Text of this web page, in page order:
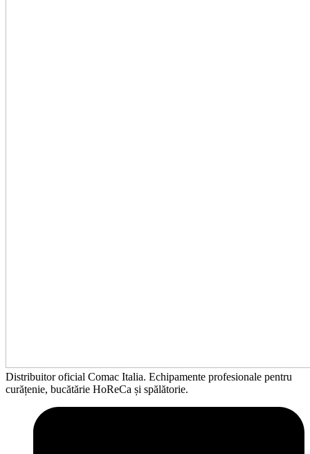
Distribuitor oficial Comac Italia. Echipamente profesionale pentru
curățenie, bucătărie HoReCa și spălătorie.